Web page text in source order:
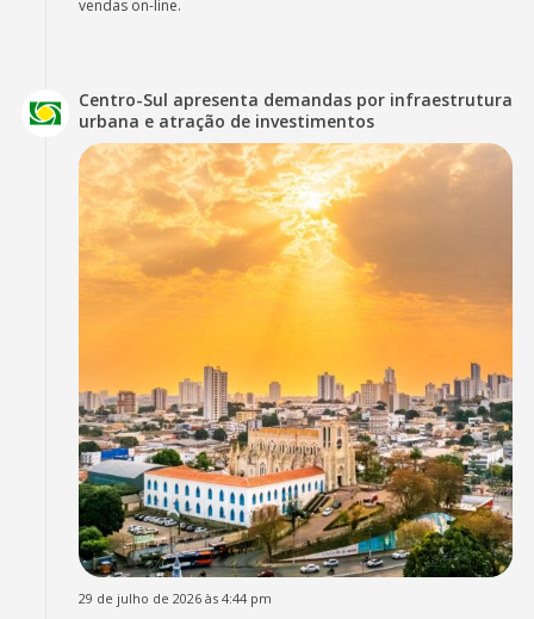
vendas on-line.
Centro-Sul apresenta demandas por infraestrutura
urbana e atração de investimentos
29 de julho de 2026 às 4:44 pm